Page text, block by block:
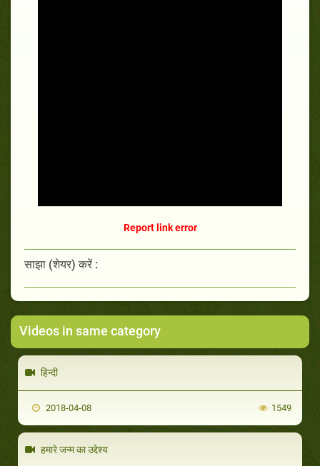
Report link error
साझा (शेयर) करें :
Videos in same category
हिन्दी
2018-04-08 1549
हमारे जन्म का उद्देश्य